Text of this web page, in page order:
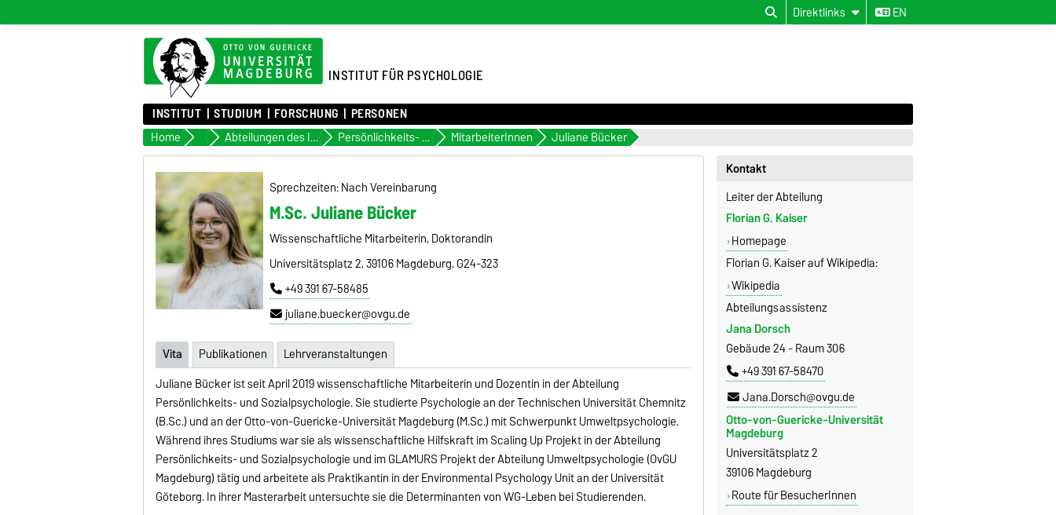
Direktlinks EN
INSTITUT FÜR PSYCHOLOGIE
INSTITUT STUDIUM FORSCHUNG PERSONEN
Home Institut Abteilungen des Institutes Persönlichkeits- und Sozialpsychologie MitarbeiterInnen Juliane Bücker
M.Sc. Juliane Bücker
Wissenschaftliche Mitarbeiterin, Doktorandin
Universitätsplatz 2, 39106 Magdeburg, G24-323
+49 391 67-58485
juliane.buecker@ovgu.de
Sprechzeiten: Nach Vereinbarung
Vita Publikationen
Lehrveranstaltungen
Juliane Bücker ist seit April 2019 wissenschaftliche Mitarbeiterin und Dozentin in der Abteilung
Persönlichkeits- und Sozialpsychologie. Sie studierte Psychologie an der Technischen Universität Chemnitz
(B.Sc.) und an der Otto-von-Guericke-Universität Magdeburg (M.Sc.) mit Schwerpunkt Umweltpsychologie.
Während ihres Studiums war sie als wissenschaftliche Hilfskraft im Scaling Up Projekt in der Abteilung
Persönlichkeits- und Sozialpsychologie und im GLAMURS Projekt der Abteilung Umweltpsychologie (OvGU
Magdeburg) tätig und arbeitete als Praktikantin in der Environmental Psychology Unit an der Universität
Göteborg. In ihrer Masterarbeit untersuchte sie die Determinanten von WG-Leben bei Studierenden.
Kontakt
Leiter der Abteilung
Florian G. Kaiser
Homepage
Florian G. Kaiser auf Wikipedia:
Wikipedia
Abteilungsassistenz
Jana Dorsch
Gebäude 24 - Raum 306
+49 391 67-58470
Jana.Dorsch@ovgu.de
Otto-von-Guericke-Universität
Magdeburg
Universitätsplatz 2
39106 Magdeburg
Route für BesucherInnen